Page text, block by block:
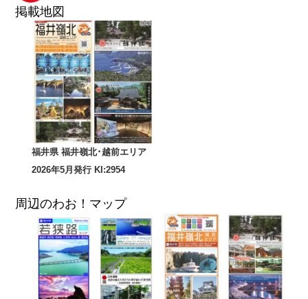
掲載地図
福井県 福井嶺北･越前エリア
2026年5月発行 KI:2954
周辺のわお！マップ